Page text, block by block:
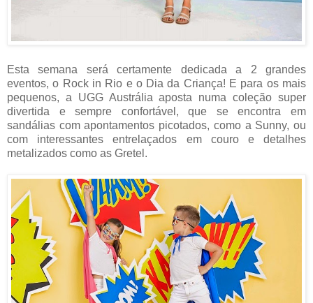
Esta semana será certamente dedicada a 2 grandes
eventos, o Rock in Rio e o Dia da Criança! E para os mais
pequenos, a UGG Austrália aposta numa coleção super
divertida e sempre confortável, que se encontra em
sandálias com apontamentos picotados, como a Sunny, ou
com interessantes entrelaçados em couro e detalhes
metalizados como as Gretel.